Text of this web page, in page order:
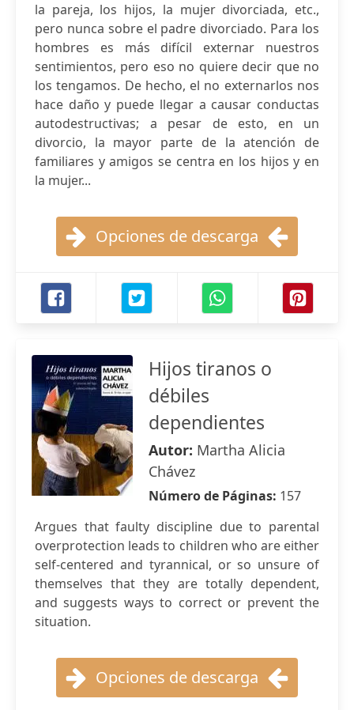
la pareja, los hijos, la mujer divorciada, etc.,
pero nunca sobre el padre divorciado. Para los
hombres es más difícil externar nuestros
sentimientos, pero eso no quiere decir que no
los tengamos. De hecho, el no externarlos nos
hace daño y puede llegar a causar conductas
autodestructivas; a pesar de esto, en un
divorcio, la mayor parte de la atención de
familiares y amigos se centra en los hijos y en
la mujer...
Opciones de descarga
Hijos tiranos o
débiles
dependientes
Autor: Martha Alicia
Chávez
Número de Páginas: 157
Argues that faulty discipline due to parental
overprotection leads to children who are either
self-centered and tyrannical, or so unsure of
themselves that they are totally dependent,
and suggests ways to correct or prevent the
situation.
Opciones de descarga